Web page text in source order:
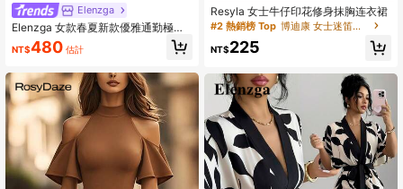
Elenzga
Elenzga 女款春夏新款優雅通勤極簡
性感日常出遊約會穿搭熱門淡黃色紋
理面料短袖方領收腰A字長洋裝
NT$480 估計
Resyla 女士牛仔印花修身抹胸连衣裙
#2 熱銷榜 Top 博迪康 女士迷笛連衣裙
NT$225